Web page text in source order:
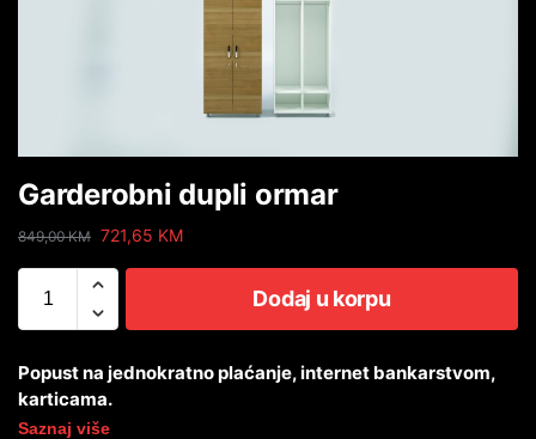
Garderobni dupli ormar
849,00KM 721,65 KM
Dodaj u korpu
Popust na jednokratno plaćanje, internet bankarstvom,
karticama.
Saznaj više